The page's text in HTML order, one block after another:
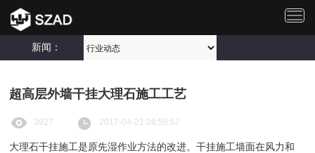
切
航
新闻：
超高层外墙干挂大理石施工工艺
3927 2017-04-21 08:58:57
大理石干挂施工是原先湿作业方法的改进。干挂施工墙面在风力和